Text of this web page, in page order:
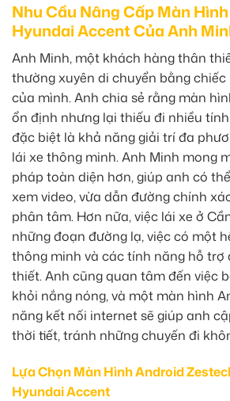
Nhu Cầu Nâng Cấp Màn
Hyundai Accent Của Anh
Anh Minh, một khách hàng thân
thường xuyên di chuyển bằng
của mình. Anh chia sẻ rằng màn
ổn định nhưng lại thiếu đi nhiều
đặc biệt là khả năng giải trí đa
lái xe thông minh. Anh Minh mong
pháp toàn diện hơn, giúp anh có
xem video, vừa dẫn đường chính
phân tâm. Hơn nữa, việc lái xe ở
những đoạn đường lạ, việc có một
thông minh và các tính năng hỗ trợ
thiết. Anh cũng quan tâm đến việc
khỏi nắng nóng, và một màn hình
năng kết nối internet sẽ giúp anh
thời tiết, tránh những chuyến đi
Lựa Chọn Màn Hình Android
Hyundai Accent